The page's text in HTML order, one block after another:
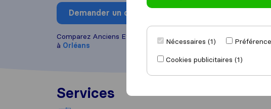
Demander un devis
Comparez Anciens Etablissements Mallet avec d'autres
à Orléans
Services
Nécessaires (1)
Cookies publicitaires (1)